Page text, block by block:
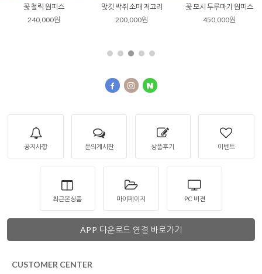
핀턱 반팔 셔츠 저고리 (하늘)
170,000원
핀턱 반팔 셔츠 저고리 (베이
지)
목판깃 민소매 저고리 티셔츠
(화이트)
공지사항 문의게시판 상품후기 이벤트
최근본상품 마이페이지 PC 버젼
APP 다운로드 연결 바로가기
CUSTOMER CENTER